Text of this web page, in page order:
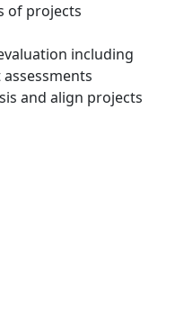
of projects
including
and align projects